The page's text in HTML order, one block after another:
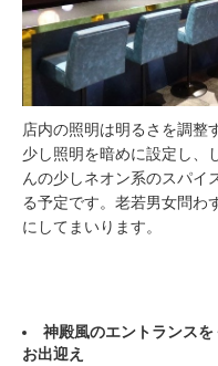
店内の照明は明るさを調整
少し照明を暗めに設定し、
んの少しネオン系のスパイ
る予定です。老若男女問わ
にしてまいります。
神殿風のエントランス
お出迎え